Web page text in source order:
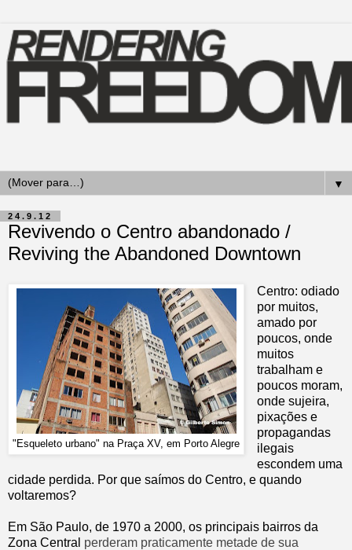
▼
24.9.12
Revivendo o Centro abandonado /
Reviving the Abandoned Downtown
"Esqueleto urbano" na Praça XV, em Porto Alegre
Centro: odiado
por muitos,
amado por
poucos, onde
muitos
trabalham e
poucos moram,
onde sujeira,
pixações e
propagandas
ilegais
escondem uma
cidade perdida. Por que saímos do Centro, e quando
voltaremos?
Em São Paulo, de 1970 a 2000, os principais bairros da
Zona Central perderam praticamente metade de sua